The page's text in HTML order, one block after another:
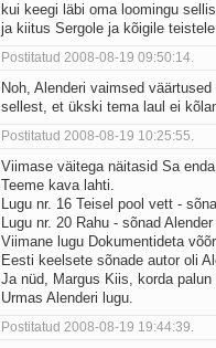
kui keegi läbi oma loomingu
ja kiitus Sergole ja kõigile
Postitatud 2008-08-19 09:50:14.
Noh, Alenderi vaimsed
sellest, et ükski tema laul ei
Postitatud 2008-08-19 10:25:55.
Viimase väitega näitasid Sa
Teeme kava lahti.
Lugu nr. 16 Teisel pool vett -
Lugu nr. 20 Rahu - sõnad Alender
Viimane lugu Dokumentideta
Eesti keelsete sõnade autor oli
Ja nüd, Margus Kiis, korda
Urmas Alenderi lugu.
Postitatud 2008-08-19 19:44:39.